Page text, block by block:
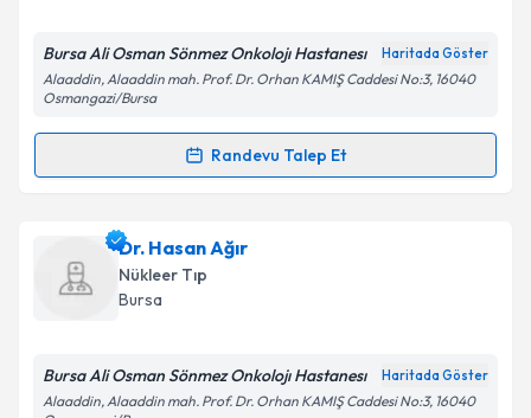
Bursa Ali Osman Sönmez Onkolojı Hastanesı Haritada Göster
Alaaddin, Alaaddin mah. Prof. Dr. Orhan KAMIŞ Caddesi No:3, 16040
Osmangazi/Bursa
Randevu Talep Et
Randevu Takvimi Talebi
Dr. Candan Coşkuniçin randevu takvimi talebi
oluşturun. Size bu uzmandan randevu almanız için bir
takvim hazırlandığında e-posta ile bilgilendireceğiz.
Dr. Hasan Ağır
Nükleer Tıp
Bursa
Bursa Ali Osman Sönmez Onkolojı Hastanesı Haritada Göster
Alaaddin, Alaaddin mah. Prof. Dr. Orhan KAMIŞ Caddesi No:3, 16040